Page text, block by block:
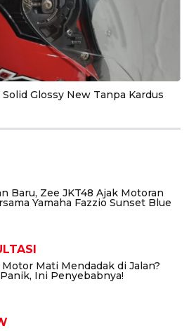
Glossy New Tanpa Kardus
Baru, Zee JKT48 Ajak Motoran
Yamaha Fazzio Sunset Blue
Motor Mati Mendadak di Jalan?
Ini Penyebabnya!